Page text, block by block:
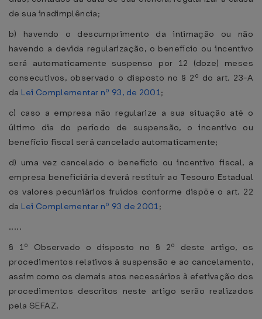
de sua inadimplência;
b) havendo o descumprimento da intimação ou não
havendo a devida regularização, o benefício ou incentivo
será automaticamente suspenso por 12 (doze) meses
consecutivos, observado o disposto no § 2º do art. 23-A
da Lei Complementar nº 93, de 2001;
c) caso a empresa não regularize a sua situação até o
último dia do período de suspensão, o incentivo ou
benefício fiscal será cancelado automaticamente;
d) uma vez cancelado o benefício ou incentivo fiscal, a
empresa beneficiária deverá restituir ao Tesouro Estadual
os valores pecuniários fruídos conforme dispõe o art. 22
da Lei Complementar nº 93 de 2001;
.....
§ 1º Observado o disposto no § 2º deste artigo, os
procedimentos relativos à suspensão e ao cancelamento,
assim como os demais atos necessários à efetivação dos
procedimentos descritos neste artigo serão realizados
pela SEFAZ.